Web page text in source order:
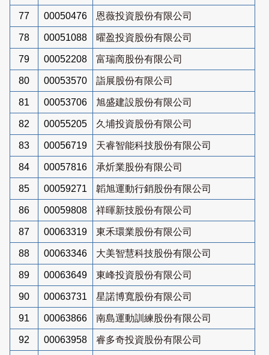
77 00050476 恩薇投資股份有限公司
78 00051088 曜盈投資股份有限公司
79 00052208 富瑞啇股份有限公司
80 00053570 詣展股份有限公司
81 00053706 旭盛建設股份有限公司
82 00055205 久埔投資股份有限公司
83 00056719 天睿智能科技股份有限公司
84 00057816 承炘業股份有限公司
85 00059271 韜旭運動行銷股份有限公司
86 00059808 祥暉新技股份有限公司
87 00063319 東禾環業股份有限公司
88 00063346 大美智慧科技股份有限公司
89 00063649 東峰投資股份有限公司
90 00063731 星諾博寬股份有限公司
91 00063866 南島運動訓練股份有限公司
92 00063958 睿多奇投資股份有限公司